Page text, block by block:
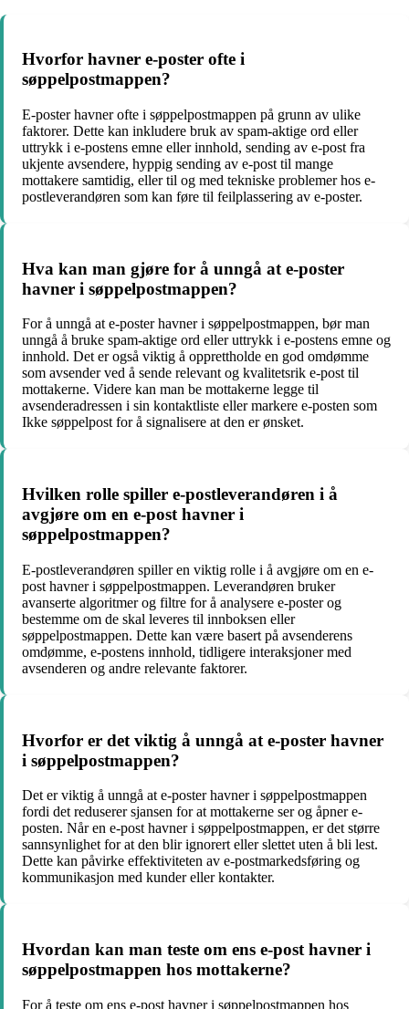
Hvorfor havner e-poster ofte i
søppelpostmappen?
E-poster havner ofte i søppelpostmappen på grunn av ulike
faktorer. Dette kan inkludere bruk av spam-aktige ord eller
uttrykk i e-postens emne eller innhold, sending av e-post fra
ukjente avsendere, hyppig sending av e-post til mange
mottakere samtidig, eller til og med tekniske problemer hos e-
postleverandøren som kan føre til feilplassering av e-poster.
Hva kan man gjøre for å unngå at e-poster
havner i søppelpostmappen?
For å unngå at e-poster havner i søppelpostmappen, bør man
unngå å bruke spam-aktige ord eller uttrykk i e-postens emne og
innhold. Det er også viktig å opprettholde en god omdømme
som avsender ved å sende relevant og kvalitetsrik e-post til
mottakerne. Videre kan man be mottakerne legge til
avsenderadressen i sin kontaktliste eller markere e-posten som
Ikke søppelpost for å signalisere at den er ønsket.
Hvilken rolle spiller e-postleverandøren i å
avgjøre om en e-post havner i
søppelpostmappen?
E-postleverandøren spiller en viktig rolle i å avgjøre om en e-
post havner i søppelpostmappen. Leverandøren bruker
avanserte algoritmer og filtre for å analysere e-poster og
bestemme om de skal leveres til innboksen eller
søppelpostmappen. Dette kan være basert på avsenderens
omdømme, e-postens innhold, tidligere interaksjoner med
avsenderen og andre relevante faktorer.
Hvorfor er det viktig å unngå at e-poster havner
i søppelpostmappen?
Det er viktig å unngå at e-poster havner i søppelpostmappen
fordi det reduserer sjansen for at mottakerne ser og åpner e-
posten. Når en e-post havner i søppelpostmappen, er det større
sannsynlighet for at den blir ignorert eller slettet uten å bli lest.
Dette kan påvirke effektiviteten av e-postmarkedsføring og
kommunikasjon med kunder eller kontakter.
Hvordan kan man teste om ens e-post havner i
søppelpostmappen hos mottakerne?
For å teste om ens e-post havner i søppelpostmappen hos